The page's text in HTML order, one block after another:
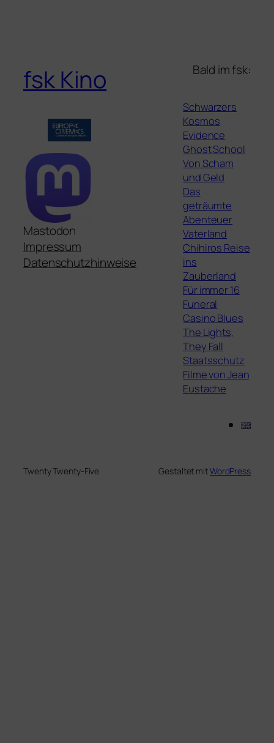
fsk Kino
Mastodon
Impressum
Datenschutzhinweise
Bald im fsk:
Schwarzers
Kosmos
Evidence
Ghost School
Von Scham
und Geld
Das
geträumte
Abenteuer
Vaterland
Chihiros Reise
ins
Zauberland
Für immer 16
Funeral
Casino Blues
The Lights,
They Fall
Staatsschutz
Filme von Jean
Eustache
Twenty Twenty-Five Gestaltet mitWordPress